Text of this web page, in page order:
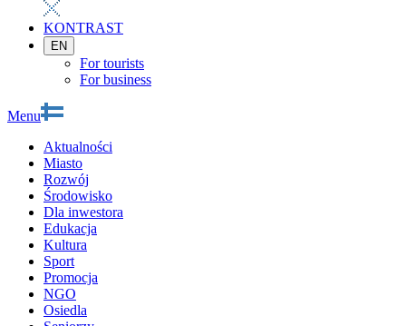
KONTRAST
EN
For tourists
For business
Menu
Aktualności
Miasto
Rozwój
Środowisko
Dla inwestora
Edukacja
Kultura
Sport
Promocja
NGO
Osiedla